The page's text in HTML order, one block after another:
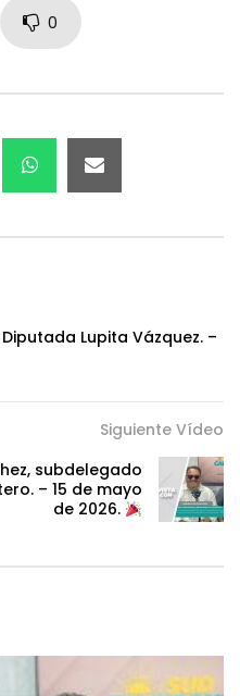
0
Lupita Vázquez. –
Siguiente Vídeo
subdelegado
– 15 de mayo
de 2026.